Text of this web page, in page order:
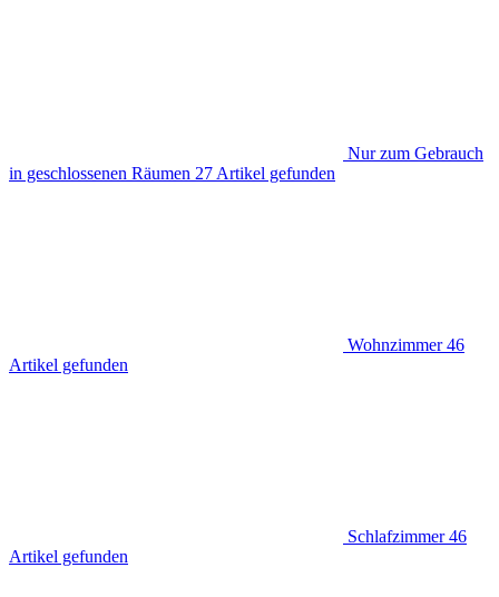
Nur zum Gebrauch
in geschlossenen Räumen 27 Artikel gefunden
Wohnzimmer 46
Artikel gefunden
Schlafzimmer 46
Artikel gefunden